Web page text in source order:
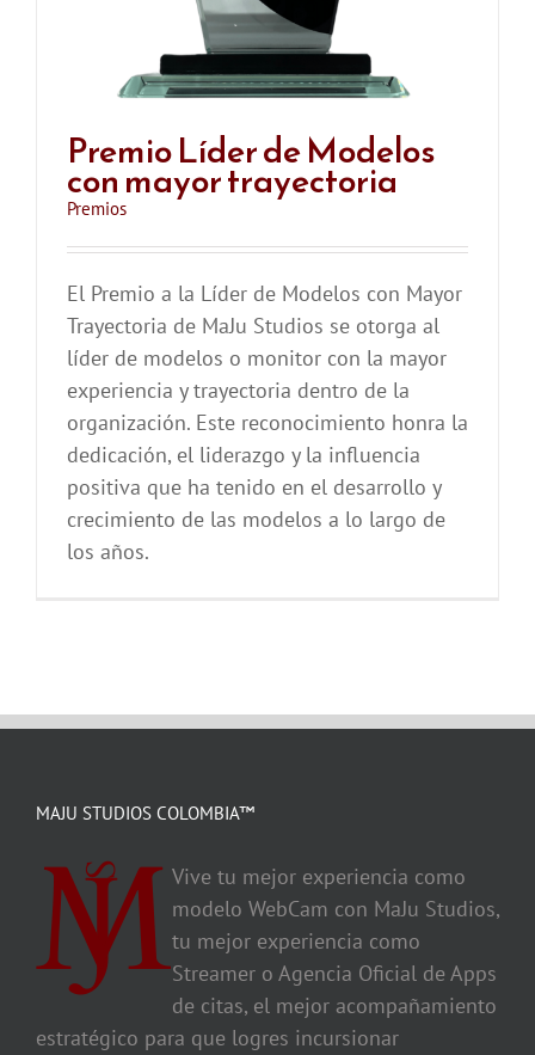
Premio Líder de Modelos
con mayor trayectoria
Premios
El Premio a la Líder de Modelos con Mayor
Trayectoria de MaJu Studios se otorga al
líder de modelos o monitor con la mayor
experiencia y trayectoria dentro de la
organización. Este reconocimiento honra la
dedicación, el liderazgo y la influencia
positiva que ha tenido en el desarrollo y
crecimiento de las modelos a lo largo de
los años.
MAJU STUDIOS COLOMBIA™
Vive tu mejor experiencia como
modelo WebCam con MaJu Studios,
tu mejor experiencia como
Streamer o Agencia Oficial de Apps
de citas, el mejor acompañamiento
estratégico para que logres incursionar